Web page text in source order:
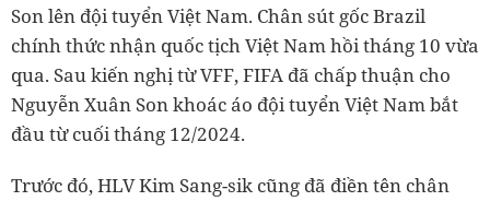
Son lên đội tuyển Việt Nam. Chân sút gốc Brazil
chính thức nhận quốc tịch Việt Nam hồi tháng 10 vừa
qua. Sau kiến nghị từ VFF, FIFA đã chấp thuận cho
Nguyễn Xuân Son khoác áo đội tuyển Việt Nam bắt
đầu từ cuối tháng 12/2024.
Trước đó, HLV Kim Sang-sik cũng đã điền tên chân